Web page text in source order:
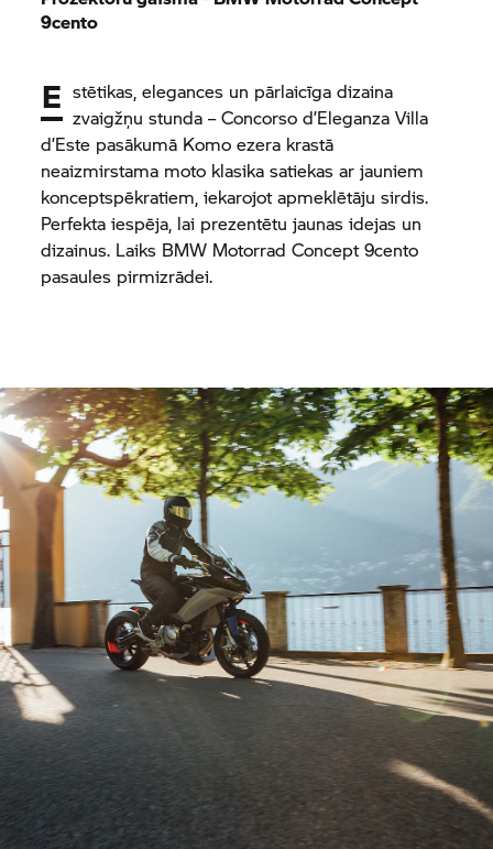
9cento
E stētikas, elegances un pārlaicīga dizaina
zvaigžņu stunda – Concorso d’Eleganza Villa
d’Este pasākumā Komo ezera krastā
neaizmirstama moto klasika satiekas ar jauniem
konceptspēkratiem, iekarojot apmeklētāju sirdis.
Perfekta iespēja, lai prezentētu jaunas idejas un
dizainus. Laiks BMW Motorrad Concept 9cento
pasaules pirmizrādei.